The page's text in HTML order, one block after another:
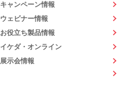
キャンペーン情報
ウェビナー情報
お役立ち製品情報
イケダ・オンライン
展示会情報